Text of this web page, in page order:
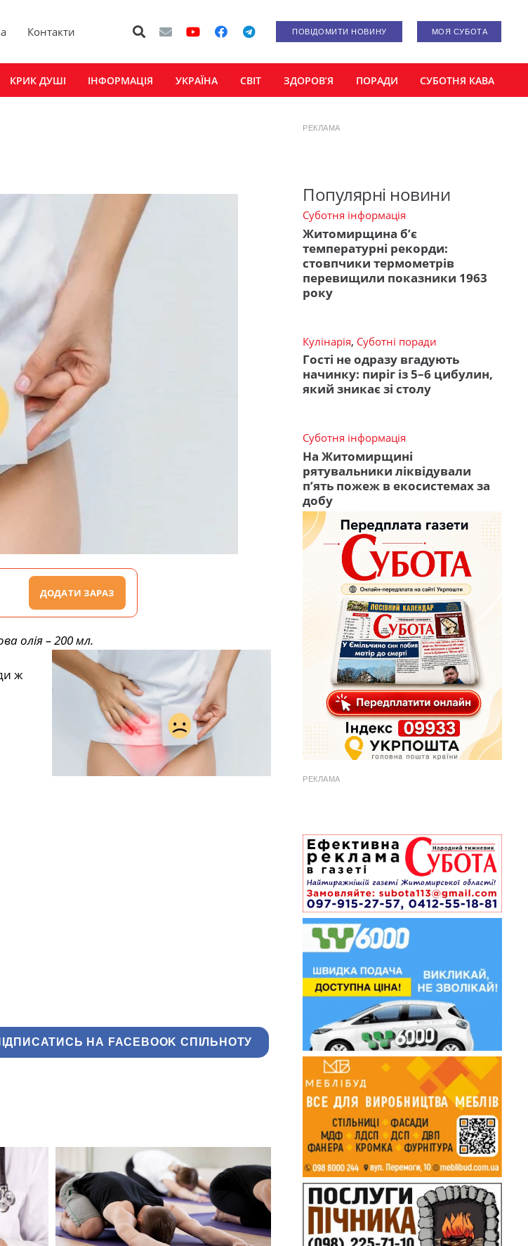
Контакти ПОВІДОМИТИ НОВИНУ МОЯ СУБОТА
КРИК ДУШІ ІНФОРМАЦІЯ УКРАЇНА СВІТ ЗДОРОВ’Я ПОРАДИ СУБОТНЯ КАВА
ДОДАТИ ЗАРАЗ
олія – 200 мл.
ж
НА FACEBOOK СПІЛЬНОТУ
РЕКЛАМА
Популярні новини
Суботня інформація
Житомирщина б’є
температурні рекорди:
стовпчики термометрів
перевищили показники 1963
року
Кулінарія, Суботні поради
Гості не одразу вгадують
начинку: пиріг із 5–6 цибулин,
який зникає зі столу
Суботня інформація
На Житомирщині
рятувальники ліквідували
п’ять пожеж в екосистемах за
добу
РЕКЛАМА